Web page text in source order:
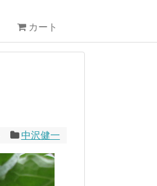
カート
中沢健一